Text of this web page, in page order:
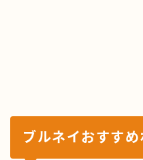
ブルネイおすすめ